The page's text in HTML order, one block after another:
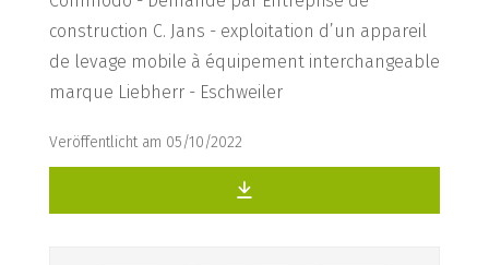
construction C. Jans - exploitation d’un appareil
de levage mobile à équipement interchangeable
marque Liebherr - Eschweiler
Veröffentlicht am 05/10/2022